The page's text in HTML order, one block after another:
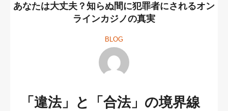
あなたは大丈夫？知らぬ間に犯罪者にされるオン
ラインカジノの真実
BLOG
「違法」と「合法」の境界線